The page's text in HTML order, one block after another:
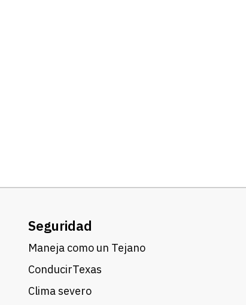
Seguridad
Maneja como un Tejano
ConducirTexas
Clima severo